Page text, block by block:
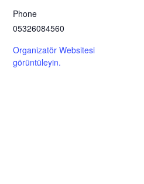
Phone
05326084560
Organizatör Websitesi
görüntüleyin.